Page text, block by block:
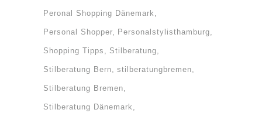
Peronal Shopping Dänemark
Personal Shopper Personalstylisthamburg
Shopping Tipps Stilberatung
Stilberatung Bern stilberatungbremen
Stilberatung Bremen
Stilberatung Dänemark